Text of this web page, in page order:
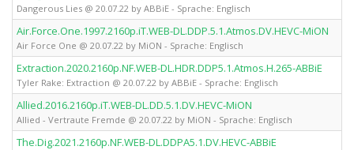
Dangerous Lies @ 20.07.22 by ABBiE - Sprache: Englisch
Air.Force.One.1997.2160p.iT.WEB-DL.DDP.5.1.Atmos.DV.HEVC-MiON
Air Force One @ 20.07.22 by MiON - Sprache: Englisch
Extraction.2020.2160p.NF.WEB-DL.HDR.DDP5.1.Atmos.H.265-ABBiE
Tyler Rake: Extraction @ 20.07.22 by ABBiE - Sprache: Englisch
Allied.2016.2160p.iT.WEB-DL.DD.5.1.DV.HEVC-MiON
Allied - Vertraute Fremde @ 20.07.22 by MiON - Sprache: Englisch
The.Dig.2021.2160p.NF.WEB-DL.DDPA5.1.DV.HEVC-ABBiE